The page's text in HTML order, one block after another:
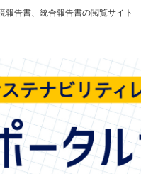
告書、統合報告書の閲覧サイト